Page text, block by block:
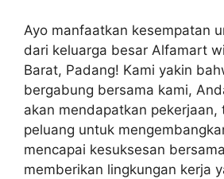
Ayo manfaatkan kesempatan
dari keluarga besar Alfamart
Barat, Padang! Kami yakin
bergabung bersama kami,
akan mendapatkan pekerjaan,
peluang untuk
mencapai kesuksesan
memberikan lingkungan kerja